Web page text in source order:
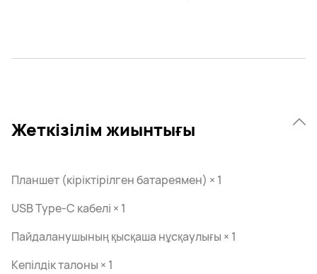
Жеткізілім жиынтығы
Планшет (кіріктірілген батареямен) × 1
USB Type-C кабелі × 1
Пайдаланушының қысқаша нұсқаулығы × 1
Кепілдік талоны × 1